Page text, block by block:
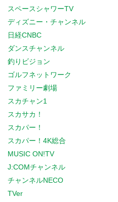
スペースシャワーTV
ディズニー・チャンネル
日経CNBC
ダンスチャンネル
釣りビジョン
ゴルフネットワーク
ファミリー劇場
スカチャン1
スカサカ！
スカパー！
スカパー！4K総合
MUSIC ON!TV
J:COMチャンネル
チャンネルNECO
TVer